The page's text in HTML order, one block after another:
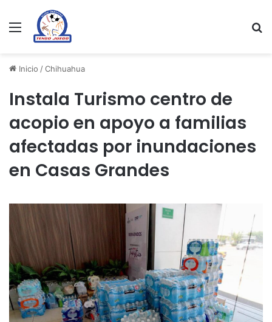
Menu
Inicio /Chihuahua
Instala Turismo centro de
acopio en apoyo a familias
afectadas por inundaciones
en Casas Grandes